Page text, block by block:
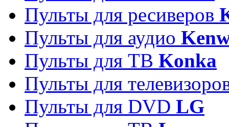
Пульты для ресиверов
Пульты для аудио
Пульты для ТВ Konka
Пульты для
Пульты для DVD LG